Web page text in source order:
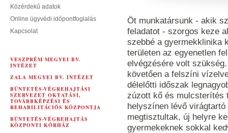
Közérdekű adatok
Online ügyvédi időpontfoglalás
Kapcsolat
VESZPRÉM MEGYEI BV.
INTÉZET
ZALA MEGYEI BV. INTÉZET
BÜNTETÉS-VÉGREHAJTÁSI
SZERVEZET OKTATÁSI,
TOVÁBBKÉPZÉSI ÉS
REHABILITÁCIÓS KÖZPONTJA
BÜNTETÉS-VÉGREHAJTÁS
KÖZPONTI KÓRHÁZ
Öt munkatársunk - akik
feladatot - szorgos keze
szebbé a gyermekklinika
területen az egyenetlen
elvégzésére volt
követően a felszíni
délelőtti időszak
zúzott kő és mulcsterítés
helyszínen lévő
megtisztultak, új helyre
gyermekeknek sokkal